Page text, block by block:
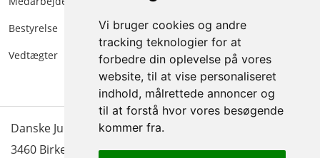
Vi bruger cookies og andre
tracking teknologier for at
forbedre din oplevelse på vores
website, til at vise personaliseret
indhold, målrettede annoncer og
til at forstå hvor vores besøgende
kommer fra.
Bestyrelse
Vedtægter
Danske Juletræer - træer & grønt | Blokken 15 | DK-
3460 Birkerød | Tlf.: 45 35 24 12|